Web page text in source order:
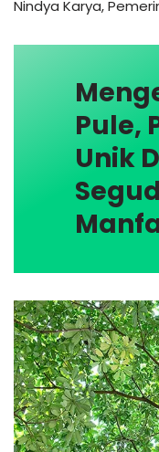
Nindya Karya,
Pule,
Unik